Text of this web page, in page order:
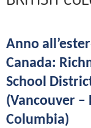
Anno
Canada:
School
(Vancouver –
Columbia)